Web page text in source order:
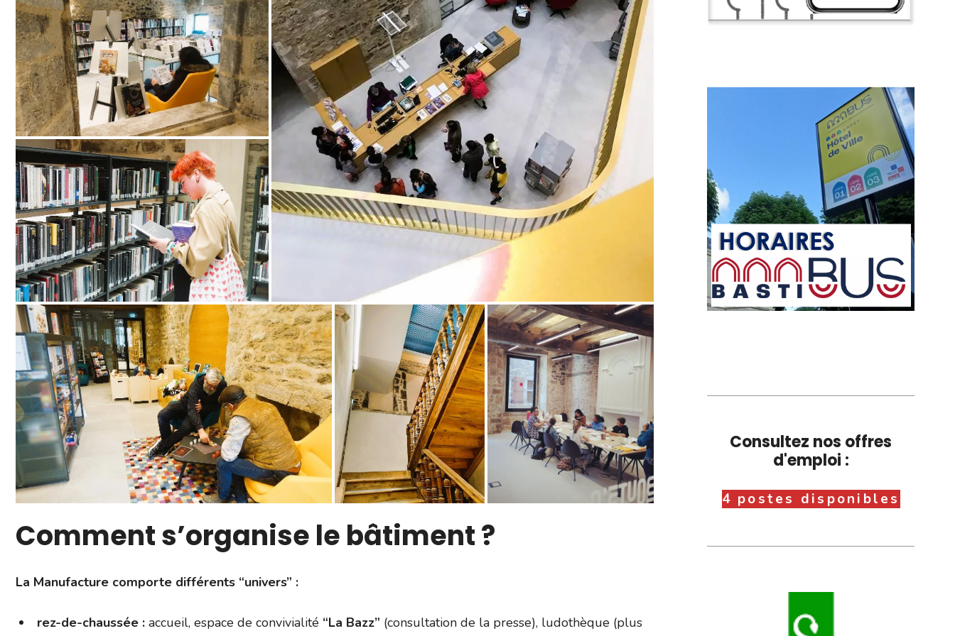
Comment s’organise le bâtiment ?
La Manufacture comporte différents “univers” :
rez-de-chaussée : accueil, espace de convivialité “La Bazz” (consultation de la presse), ludothèque (plus
Consultez nos offres
d'emploi :
4 postes disponibles